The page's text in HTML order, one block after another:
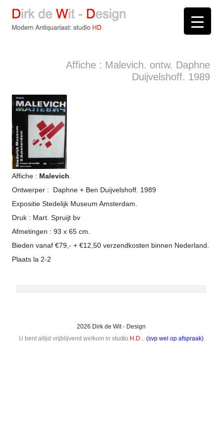
Dirk de Wit - Design
Modern Antiquariaat: studio HD
Affiche : Malevich. ontw. Daphne
Duijvelshoff. 1989
Affiche : Malevich
Ontwerper : Daphne + Ben Duijvelshoff. 1989
Expositie Stedelijk Museum Amsterdam.
Druk : Mart. Spruijt bv
Afmetingen : 93 x 65 cm.
Bieden vanaf €79,- + €12,50 verzendkosten binnen Nederland.
Plaats la 2-2
2026 Dirk de Wit - Design
U bent altijd vrijblijvend welkom in studio H.D... (svp wel op afspraak)